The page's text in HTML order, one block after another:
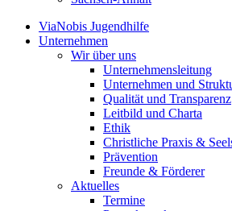
ViaNobis Jugendhilfe
Unternehmen
Wir über uns
Unternehmensleitung
Unternehmen und
Qualität und Transparenz
Leitbild und Charta
Ethik
Christliche Praxis &
Prävention
Freunde & Förderer
Aktuelles
Termine